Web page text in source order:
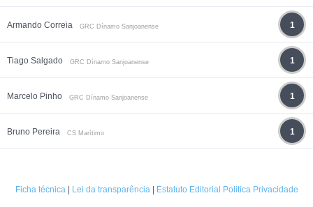
Armando Correia GRC Dínamo Sanjoanense 1
Tiago Salgado GRC Dínamo Sanjoanense 1
Marcelo Pinho GRC Dínamo Sanjoanense 1
Bruno Pereira CS Marítimo 1
Ficha técnica| Lei da transparência| Estatuto Editorial Politica Privacidade